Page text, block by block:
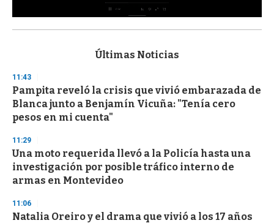
s
d
s
o
f
3
s
e
c
o
n
Últimas Noticias
11:43
Pampita reveló la crisis que vivió embarazada de
Blanca junto a Benjamín Vicuña: "Tenía cero
pesos en mi cuenta"
11:29
Una moto requerida llevó a la Policía hasta una
investigación por posible tráfico interno de
armas en Montevideo
11:06
Natalia Oreiro y el drama que vivió a los 17 años